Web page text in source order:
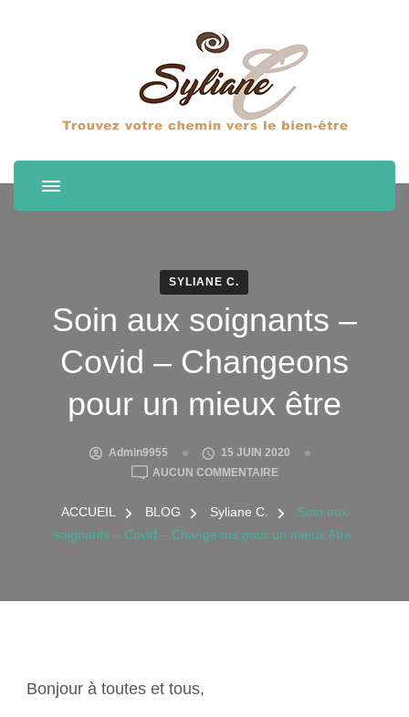
SYLIANE C.
Soin aux soignants –
Covid – Changeons
pour un mieux être
Admin9955
15 JUIN 2020
AUCUN COMMENTAIRESOIN
SOIGNANTS
ACCUEIL BLOG Syliane C.
Soin aux
soignants – Covid – Changeons pour un mieux être
Bonjour à toutes et tous,